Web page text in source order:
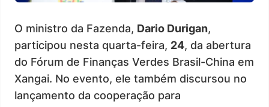
O ministro da Fazenda, Dario Durigan,
participou nesta quarta-feira, 24, da abertura
do Fórum de Finanças Verdes Brasil-China em
Xangai. No evento, ele também discursou no
lançamento da cooperação para